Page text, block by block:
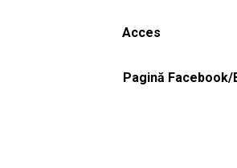
Acces
Pagină Facebook/